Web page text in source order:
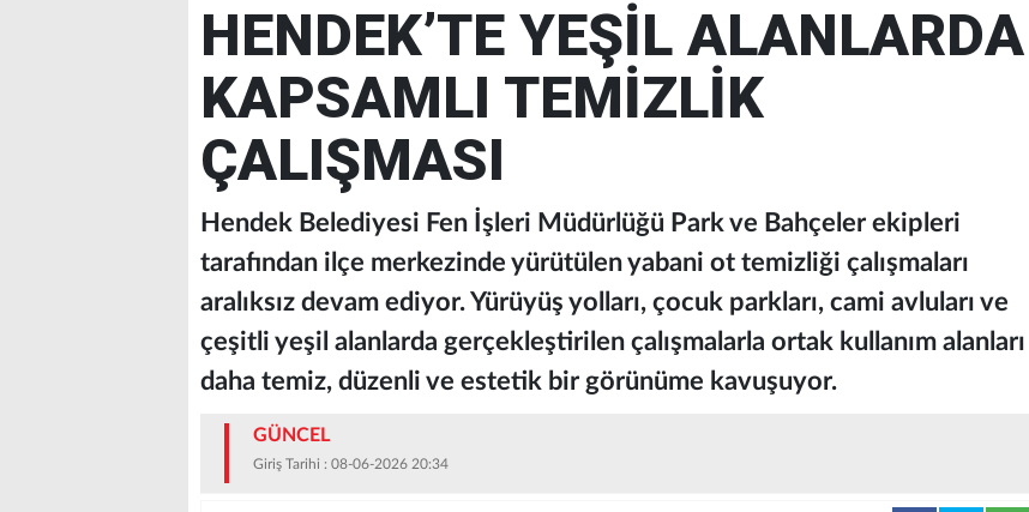
HENDEK’TE YEŞİL ALANLARDA
KAPSAMLI TEMİZLİK
ÇALIŞMASI
Hendek Belediyesi Fen İşleri Müdürlüğü Park ve Bahçeler ekipleri
tarafından ilçe merkezinde yürütülen yabani ot temizliği çalışmaları
aralıksız devam ediyor. Yürüyüş yolları, çocuk parkları, cami avluları ve
çeşitli yeşil alanlarda gerçekleştirilen çalışmalarla ortak kullanım alanları
daha temiz, düzenli ve estetik bir görünüme kavuşuyor.
GÜNCEL
Giriş Tarihi : 08-06-2026 20:34